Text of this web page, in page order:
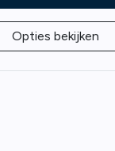
Opties bekijken